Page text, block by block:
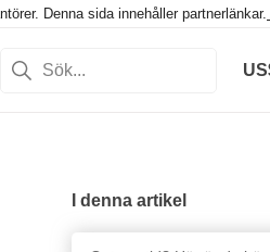
Denna sida innehåller partnerlänkar.
I denna artikel